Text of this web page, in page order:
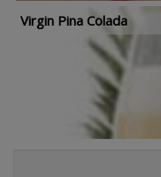
Virgin Pina Colada